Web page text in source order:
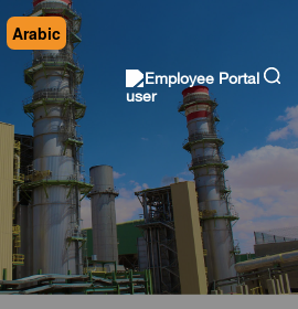
Employee Portal
Arabic